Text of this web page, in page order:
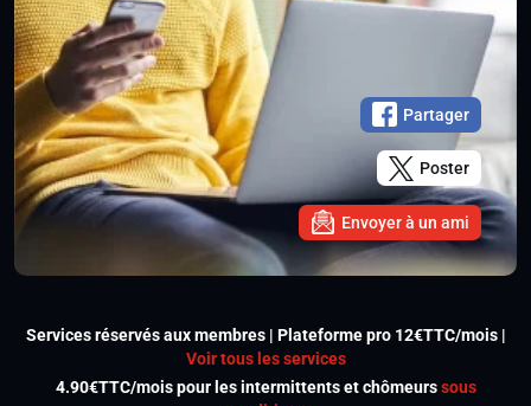
Partager
Poster
Envoyer à un ami
Services réservés aux membres | Plateforme pro 12€TTC/mois |
Voir tous les services
4.90€TTC/mois pour les intermittents et chômeurssous